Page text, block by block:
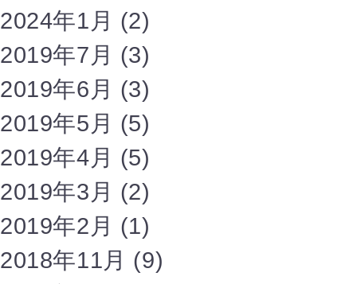
2024年1月 (2)
2019年7月 (3)
2019年6月 (3)
2019年5月 (5)
2019年4月 (5)
2019年3月 (2)
2019年2月 (1)
2018年11月 (9)